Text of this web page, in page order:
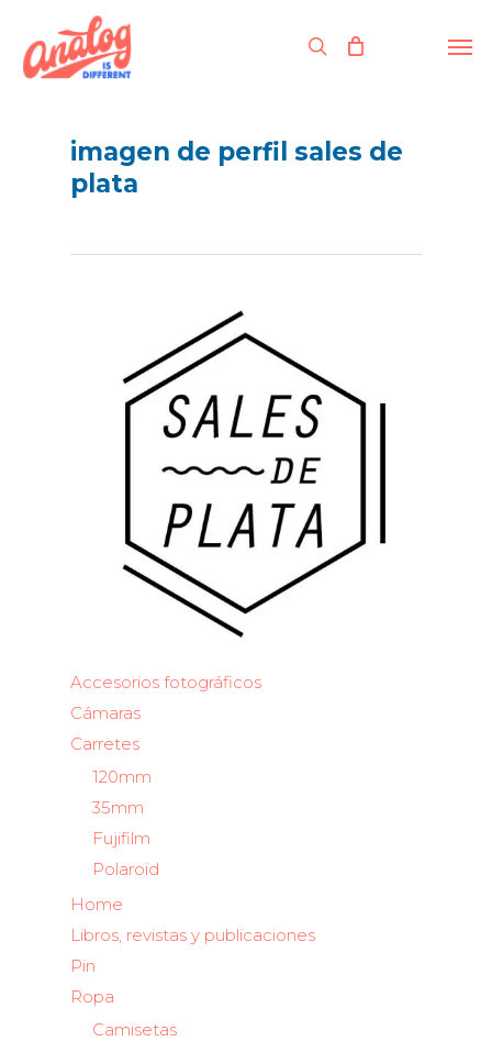
main
content
search
imagen de perfil sales de
plata
Accesorios fotográficos
Cámaras
Carretes
120mm
35mm
Fujifilm
Polaroid
Home
Libros, revistas y publicaciones
Pin
Ropa
Camisetas